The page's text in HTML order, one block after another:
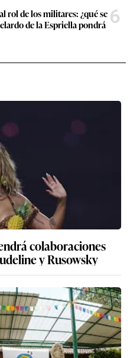
rol de los militares: ¿qué se
de la Espriella pondrá 6
colaboraciones
y Rusowsky